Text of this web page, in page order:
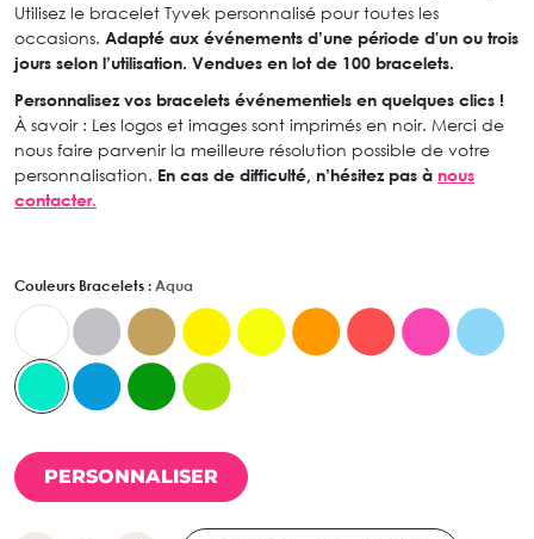
Utilisez le bracelet Tyvek personnalisé pour toutes les
occasions. Adapté aux événements d’une période d'un ou trois
jours selon l’utilisation. Vendues en lot de 100 bracelets.
Personnalisez vos bracelets événementiels en quelques clics !
À savoir : Les logos et images sont imprimés en noir. Merci de
nous faire parvenir la meilleure résolution possible de votre
personnalisation. En cas de difficulté, n’hésitez pas à nous
contacter.
Couleurs Bracelets : Aqua
PERSONNALISER